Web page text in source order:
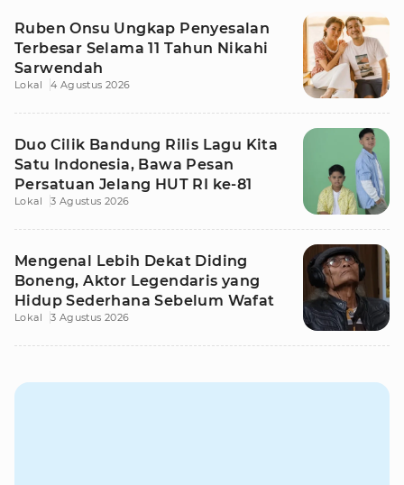
Ruben Onsu Ungkap Penyesalan
Terbesar Selama 11 Tahun Nikahi
Sarwendah
Lokal 4 Agustus 2026
Duo Cilik Bandung Rilis Lagu Kita
Satu Indonesia, Bawa Pesan
Persatuan Jelang HUT RI ke-81
Lokal 3 Agustus 2026
Mengenal Lebih Dekat Diding
Boneng, Aktor Legendaris yang
Hidup Sederhana Sebelum Wafat
Lokal 3 Agustus 2026